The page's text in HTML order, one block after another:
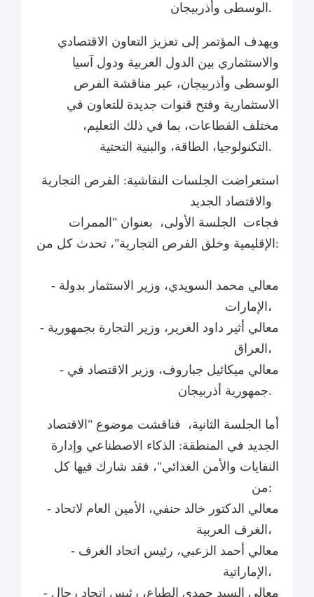
الوسطى وأذربيجان.
ويهدف المؤتمر إلى تعزيز التعاون الاقتصادي
والاستثماري بين الدول العربية ودول آسيا
الوسطى وأذربيجان، عبر مناقشة الفرص
الاستثمارية وفتح قنوات جديدة للتعاون في
مختلف القطاعات، بما في ذلك التعليم،
التكنولوجيا، الطاقة، والبنية التحتية.
فجاءت الجلسة الأولى، بعنوان "الممرات
الإقليمية وخلق الفرص التجارية"، تحدث كل من:
- معالي محمد السويدي، وزير الاستثمار بدولة
الإمارات،
- معالي أثير داود الغرير، وزير التجارة بجمهورية
العراق،
- معالي ميكائيل جباروف، وزير الاقتصاد في
جمهورية أذربيجان.
أما الجلسة الثانية، فناقشت موضوع "الاقتصاد
الجديد في المنطقة: الذكاء الاصطناعي وإدارة
النفايات والأمن الغذائي"، فقد شارك فيها كل
من:
- معالي الدكتور خالد حنفي، الأمين العام لاتحاد
الغرف العربية،
- معالي أحمد الزعبي، رئيس اتحاد الغرف
الإماراتية،
- معالي السيد حمدي الطباع، رئيس اتحاد رجال